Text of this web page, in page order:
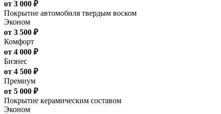
от 3 000 ₽
Покрытие автомобиля твердым воском
Эконом
от 3 500 ₽
Комфорт
от 4 000 ₽
Бизнес
от 4 500 ₽
Премиум
от 5 000 ₽
Покрытие керамическим составом
Эконом